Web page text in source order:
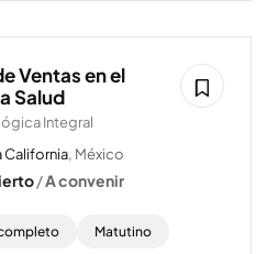
Ventas en el
Salud
Integral
California, México
/A convenir
Matutino